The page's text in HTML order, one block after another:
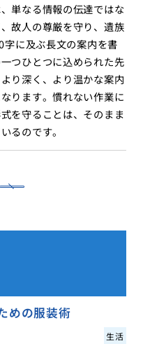
単なる情報の伝達ではな
故人の尊厳を守り、遺族
に及ぶ長文の案内を書
つひとつに込められた先
り深く、より温かな案内
ります。慣れない作業に
を守ることは、そのまま
るのです。
めの服装術
生活